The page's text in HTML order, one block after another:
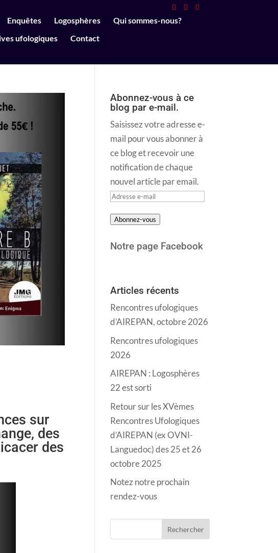
Enquêtes Logosphères
Qui sommes-nous?
ufologiques Contact
sur
des
des
Abonnez-vous à ce
blog par e-mail.
Saisissez votre adresse e-
mail pour vous abonner à
ce blog et recevoir une
notification de chaque
nouvel article par email.
Adresse
mail
Abonnez-vous
Notre page Facebook
Articles récents
Rencontres ufologiques
d’AIREPAN, octobre 2026
Rencontres ufologiques
2026
AIREPAN : Logosphères
22 est sorti
Retour sur les XVèmes
Rencontres Ufologiques
d’AIREPAN (ex OVNI-
Languedoc) des 25 et 26
octobre 2025
Notez notre prochain
rendez-vous